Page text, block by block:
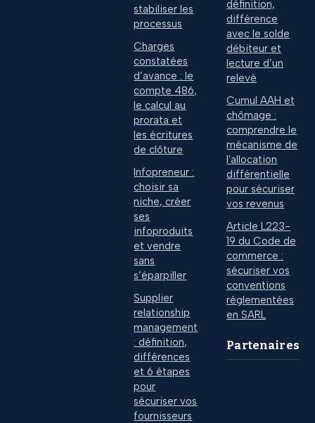
stabiliser les
processus
Charges
constatées
d’avance : le
compte 486,
le calcul au
prorata et
les écritures
de clôture
Infopreneur :
choisir sa
niche, créer
ses
infoproduits
et vendre
sans
s’éparpiller
Supplier
relationship
management
: définition,
différences
et 6 étapes
pour
sécuriser vos
fournisseurs
définition,
différence
avec le solde
débiteur et
lecture d’un
relevé
Cumul AAH et
chômage :
comprendre le
mécanisme de
l'allocation
différentielle
pour sécuriser
vos revenus
Article L223-
19 du Code de
commerce :
sécuriser vos
conventions
réglementées
en SARL
Partenaires